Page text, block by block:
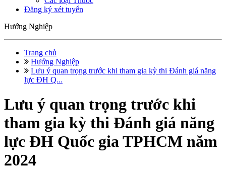
Đăng ký xét tuyển
Hướng Nghiệp
Trang chủ
Hướng Nghiệp
Lưu ý quan trọng trước khi tham gia kỳ thi Đánh giá năng
lực ĐH Q...
Lưu ý quan trọng trước khi
tham gia kỳ thi Đánh giá năng
lực ĐH Quốc gia TPHCM năm
2024